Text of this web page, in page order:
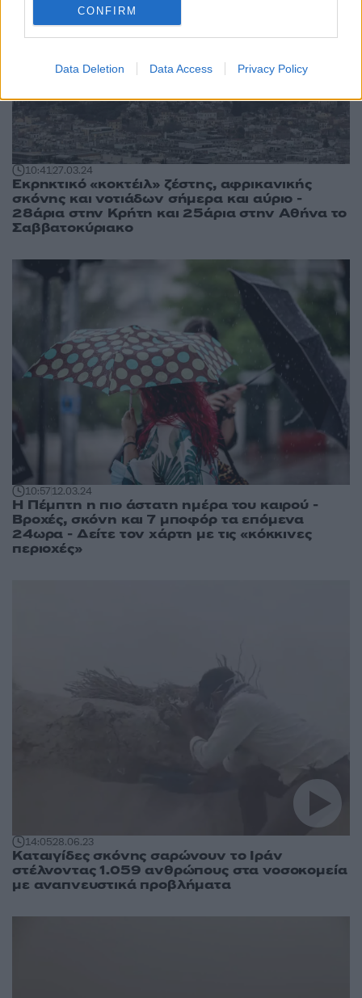
CONFIRM
Data Deletion Data Access Privacy Policy
10:4127.03.24
Εκρηκτικό «κοκτέιλ» ζέστης, αφρικανικής
σκόνης και νοτιάδων σήμερα και αύριο -
28άρια στην Κρήτη και 25άρια στην Αθήνα το
Σαββατοκύριακο
10:5712.03.24
Η Πέμπτη η πιο άστατη ημέρα του καιρού -
Βροχές, σκόνη και 7 μποφόρ τα επόμενα
24ωρα - Δείτε τον χάρτη με τις «κόκκινες
περιοχές»
14:0528.06.23
Καταιγίδες σκόνης σαρώνουν το Ιράν
στέλνοντας 1.059 ανθρώπους στα νοσοκομεία
με αναπνευστικά προβλήματα